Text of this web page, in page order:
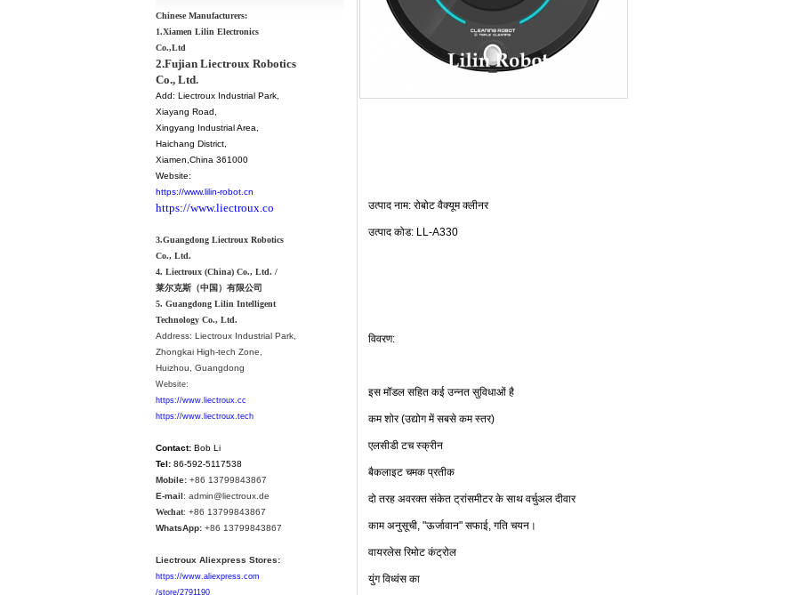
Chinese Manufacturers:
1.Xiamen Lilin Electronics
Co.,Ltd
2.Fujian Liectroux Robotics
Co., Ltd.
Add: Liectroux Industrial Park,
Xiayang Road,
Xingyang Industrial Area,
Haichang District,
Xiamen ,China 361000
Website:
https://www.lilin-robot.cn
https://www.liectroux.co
3.Guangdong Liectroux Robotics
Co., Ltd.
4. Liectroux (China) Co., Ltd. /
莱尔克斯（中国）有限公司
5. Guangdong Lilin Intelligent
Technology Co., Ltd.
Address: Liectroux Industrial Park,
Zhongkai High-tech Zone,
Huizhou, Guangdong
Website:
https://www.liectroux.cc
https://www.liectroux.tech
Contact:Bob Li
Tel:86-592-5117538
Mobile:+86 13799843867
E-mail: admin@liectroux.de
Wechat: +86 13799843867
WhatsApp:+86 13799843867
Liectroux Aliexpress Stores:
https://www.aliexpress.com
/store/2791190
उत्पाद नाम: रोबोट वैक्यूम क्लीनर
उत्पाद कोड:LL-A330
विवरण:
इस मॉडल सहित कई उन्नत सुविधाओं है
कम शोर(उद्योग में सबसे कम स्तर)
एलसीडी टच स्क्रीन
बैकलाइट चमक प्रतीक
दो तरह अवरक्त संकेत ट्रांसमीटर के साथ वर्चुअल दीवार
काम अनुसूची, "ऊर्जावान" सफाई, गति चयन।
वायरलेस रिमोट कंट्रोल
युंग विध्वंस का